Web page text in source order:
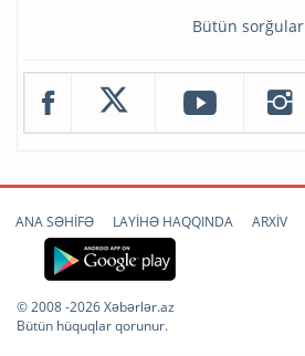
Bütün sorğular
ANA SƏHİFƏ LAYİHƏ HAQQINDA ARXİV
© 2008 -2026 Xəbərlər.az
Bütün hüquqlar qorunur.